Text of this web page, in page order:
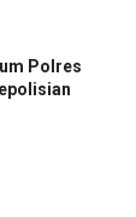
Polres